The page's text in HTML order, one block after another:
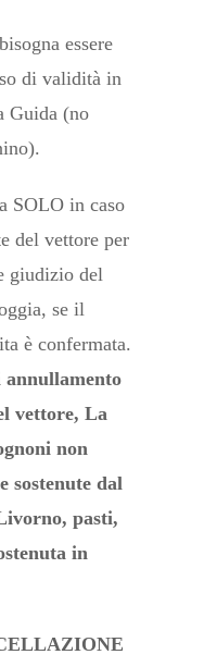
essere
di validità in
Guida (no
SOLO in caso
del vettore per
giudizio del
se il
è confermata.
annullamento
vettore, La
non
sostenute dal
pasti,
in